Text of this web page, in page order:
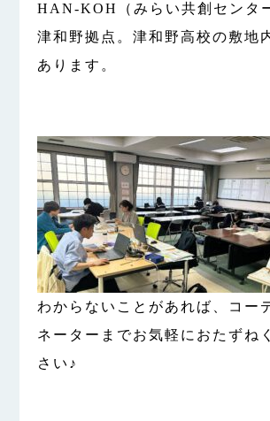
HAN-KOH（みらい共創センタ
津和野拠点。津和野高校の敷地
あります。
わからないことがあれば、コー
ネーターまでお気軽におたずね
さい♪